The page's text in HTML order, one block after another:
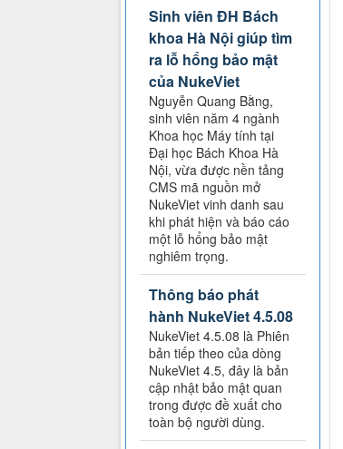
Sinh viên ĐH Bách
khoa Hà Nội giúp tìm
ra lỗ hổng bảo mật
của NukeViet
Nguyễn Quang Bằng,
sinh viên năm 4 ngành
Khoa học Máy tính tại
Đại học Bách Khoa Hà
Nội, vừa được nền tảng
CMS mã nguồn mở
NukeViet vinh danh sau
khi phát hiện và báo cáo
một lỗ hổng bảo mật
nghiêm trọng.
Thông báo phát
hành NukeViet 4.5.08
NukeViet 4.5.08 là Phiên
bản tiếp theo của dòng
NukeViet 4.5, đây là bản
cập nhật bảo mật quan
trong được đề xuất cho
toàn bộ người dùng.